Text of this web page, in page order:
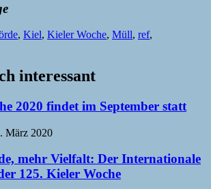
, Kiel, Kieler Woche, Müll, ref,
interessant
2020 findet im September statt
März 2020
mehr Vielfalt: Der Internationale
125. Kieler Woche